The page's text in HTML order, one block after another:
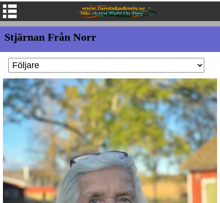
Stjärnan Från Norr